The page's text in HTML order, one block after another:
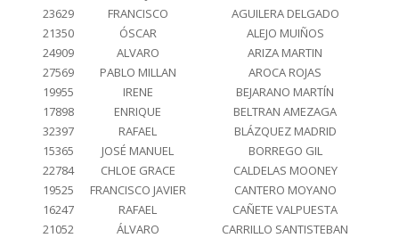
23629
FRANCISCO
AGUILERA DELGADO
21350
ÓSCAR
ALEJO MUIÑOS
24909
ALVARO
ARIZA MARTIN
27569
PABLO MILLAN
AROCA ROJAS
19955
IRENE
BEJARANO MARTÍN
17898
ENRIQUE
BELTRAN AMEZAGA
32397
RAFAEL
BLÁZQUEZ MADRID
15365
JOSÉ MANUEL
BORREGO GIL
22784
CHLOE GRACE
CALDELAS MOONEY
19525
FRANCISCO JAVIER
CANTERO MOYANO
16247
RAFAEL
CAÑETE VALPUESTA
21052
ÁLVARO
CARRILLO SANTISTEBAN